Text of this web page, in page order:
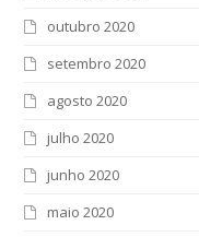
outubro 2020
setembro 2020
agosto 2020
julho 2020
junho 2020
maio 2020